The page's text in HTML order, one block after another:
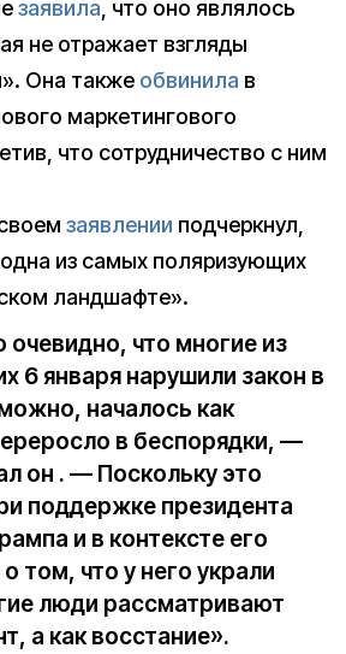
заявила, что оно являлось
не отражает взгляды
Она также обвинила в
маркетингового
что сотрудничество с ним
заявлении подчеркнул,
из самых поляризующих
ландшафте».
что многие из
6 января нарушили закон в
началось как
в беспорядки, —
он . — Поскольку это
поддержке президента
и в контексте его
том, что у него украли
люди рассматривают
а как восстание».